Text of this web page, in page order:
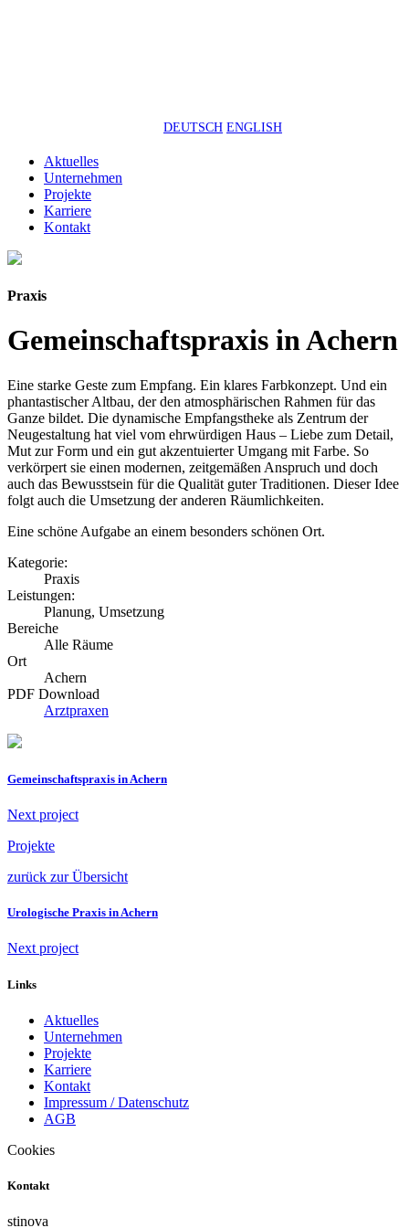
DEUTSCH ENGLISH
Aktuelles
Unternehmen
Projekte
Karriere
Kontakt
Praxis
Gemeinschaftspraxis in Achern
Eine starke Geste zum Empfang. Ein klares Farbkonzept. Und ein
phantastischer Altbau, der den atmosphärischen Rahmen für das
Ganze bildet. Die dynamische Empfangstheke als Zentrum der
Neugestaltung hat viel vom ehrwürdigen Haus – Liebe zum Detail,
Mut zur Form und ein gut akzentuierter Umgang mit Farbe. So
verkörpert sie einen modernen, zeitgemäßen Anspruch und doch
auch das Bewusstsein für die Qualität guter Traditionen. Dieser Idee
folgt auch die Umsetzung der anderen Räumlichkeiten.
Eine schöne Aufgabe an einem besonders schönen Ort.
Kategorie:
Praxis
Leistungen:
Planung, Umsetzung
Bereiche
Alle Räume
Ort
Achern
PDF Download
Arztpraxen
Gemeinschaftspraxis in Achern
Next project
Projekte
zurück zur Übersicht
Urologische Praxis in Achern
Next project
Links
Aktuelles
Unternehmen
Projekte
Karriere
Kontakt
Impressum / Datenschutz
AGB
Cookies
Kontakt
stinova